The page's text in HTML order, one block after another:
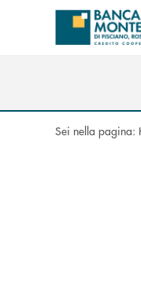
Salta al contenuto
Sei nella pagina: